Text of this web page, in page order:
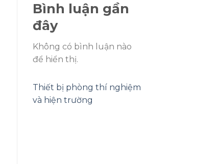
Bình luận gần
đây
Không có bình luận nào
để hiển thị.
Thiết bị phòng thí nghiệm
và hiện trường